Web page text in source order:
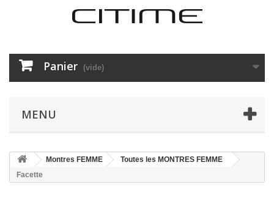
Panier (vide)
MENU
Montres FEMME
Toutes les MONTRES FEMME
Facette